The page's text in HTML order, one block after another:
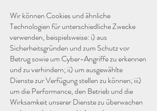
Wir können Cookies und ähnliche
Technologien für unterschiedliche Zwecke
verwenden, beispielsweise: i) aus
Sicherheitsgründen und zum Schutz vor
Betrug sowie um Cyber-Angriffe zu erkennen
und zu verhindern; ii) um ausgewählte
Dienste zur Verfügung stellen zu können; iii)
um die Performance, den Betrieb und die
Wirksamkeit unserer Dienste zu überwachen